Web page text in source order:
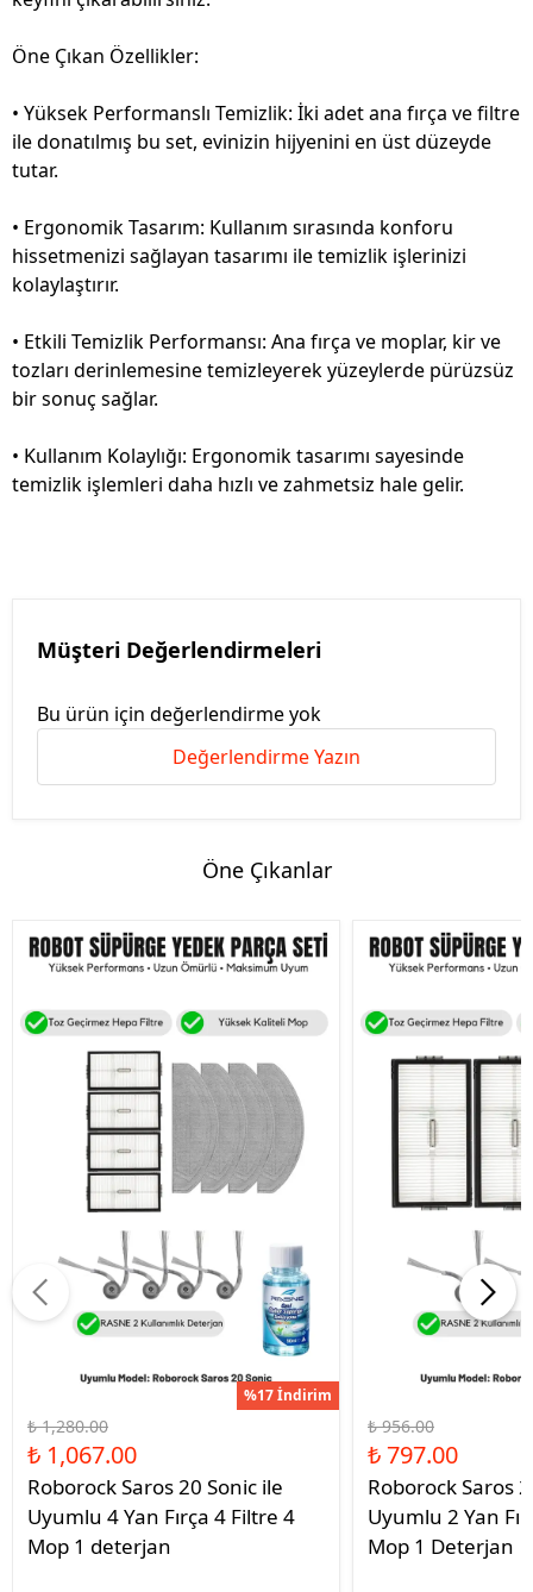
Öne Çıkan Özellikler:
• Yüksek Performanslı Temizlik: İki adet ana fırça ve filtre
ile donatılmış bu set, evinizin hijyenini en üst düzeyde
tutar.
• Ergonomik Tasarım: Kullanım sırasında konforu
hissetmenizi sağlayan tasarımı ile temizlik işlerinizi
kolaylaştırır.
• Etkili Temizlik Performansı: Ana fırça ve moplar, kir ve
tozları derinlemesine temizleyerek yüzeylerde pürüzsüz
bir sonuç sağlar.
• Kullanım Kolaylığı: Ergonomik tasarımı sayesinde
temizlik işlemleri daha hızlı ve zahmetsiz hale gelir.
Müşteri Değerlendirmeleri
Bu ürün için değerlendirme yok
Değerlendirme Yazın
Öne Çıkanlar
%17 İndirim
₺ 1,280.00
₺ 1,067.00
Roborock Saros 20 Sonic ile
Uyumlu 4 Yan Fırça 4 Filtre 4
Mop 1 deterjan
₺ 956.00
₺ 797.00
Roborock Saros
Uyumlu 2 Yan
Mop 1 Deterjan